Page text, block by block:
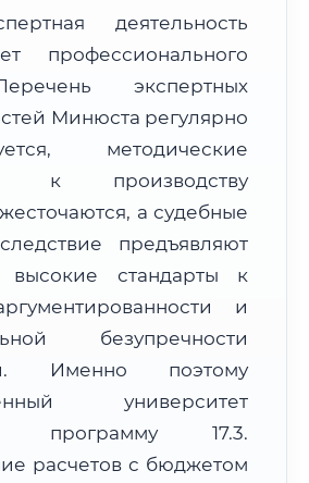
г. Курск
+7 (4712)
305000–305999
МСК (UTC+3)
Дистанционно
Курск
/ Почтой: 4–6 рабочих дней
деятельность
профессионального
экспертных
Минюста регулярно
методические
к производству
а судебные
предъявляют
стандарты к
и
безупречности
Именно поэтому
университет
программу 17.3.
расчетов с бюджетом